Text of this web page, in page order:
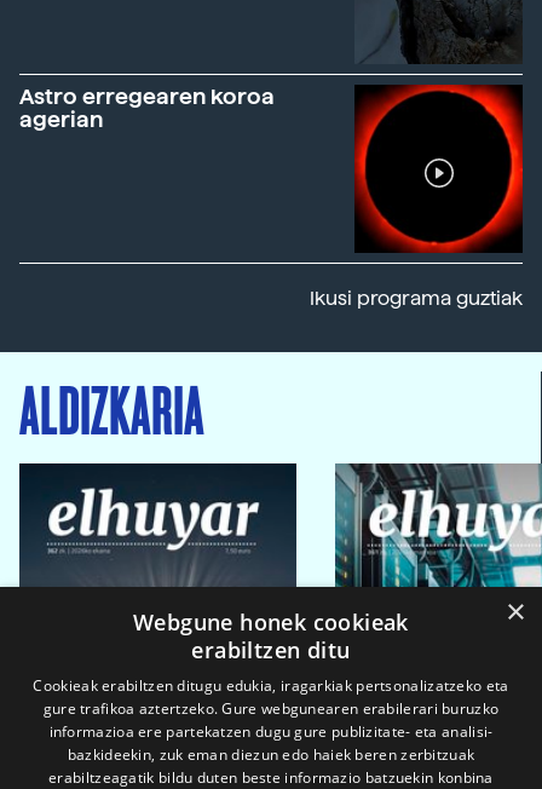
Astro erregearen koroa
agerian
Ikusi programa guztiak
ALDIZKARIA
×
Webgune honek cookieak
erabiltzen ditu
Cookieak erabiltzen ditugu edukia, iragarkiak pertsonalizatzeko eta
gure trafikoa aztertzeko. Gure webgunearen erabilerari buruzko
informazioa ere partekatzen dugu gure publizitate- eta analisi-
bazkideekin, zuk eman diezun edo haiek beren zerbitzuak
erabiltzeagatik bildu duten beste informazio batzuekin konbina